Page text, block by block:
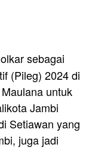
sebagai
(Pileg) 2024 di
untuk
Jambi
Setiawan yang
juga jadi